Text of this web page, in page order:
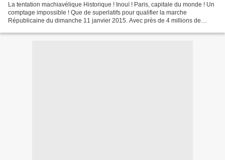
La tentation machiavélique Historique ! Inouï ! Paris, capitale du monde ! Un
comptage impossible ! Que de superlatifs pour qualifier la marche
Républicaine du dimanche 11 janvier 2015. Avec près de 4 millions de